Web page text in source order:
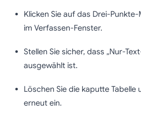
Klicken Sie auf das Drei-
im Verfassen-Fenster.
Stellen Sie sicher, dass „Nur-
ausgewählt ist.
Löschen Sie die kaputte Tabelle
erneut ein.